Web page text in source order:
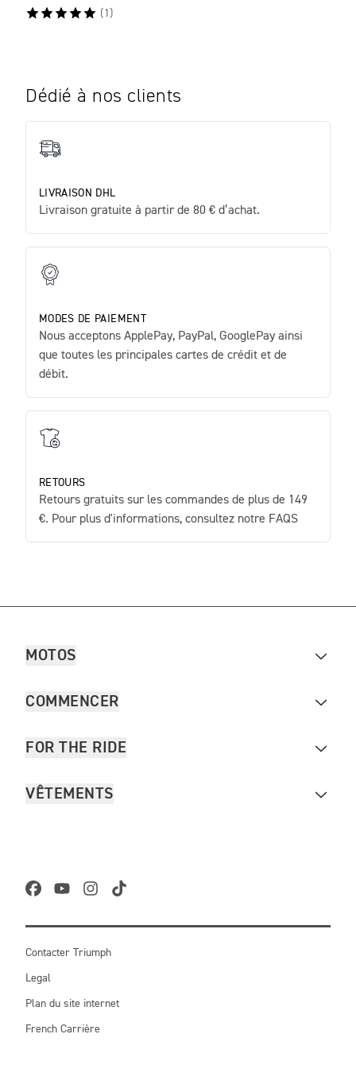
( 1 )
Dédié à nos clients
LIVRAISON DHL
Livraison gratuite à partir de 80 € d’achat.
MODES DE PAIEMENT
Nous acceptons ApplePay, PayPal, GooglePay ainsi
que toutes les principales cartes de crédit et de
débit.
RETOURS
Retours gratuits sur les commandes de plus de 149
€. Pour plus d'informations, consultez notre FAQS
MOTOS
COMMENCER
FOR THE RIDE
VÊTEMENTS
Contacter Triumph
Legal
Plan du site internet
French Carrière